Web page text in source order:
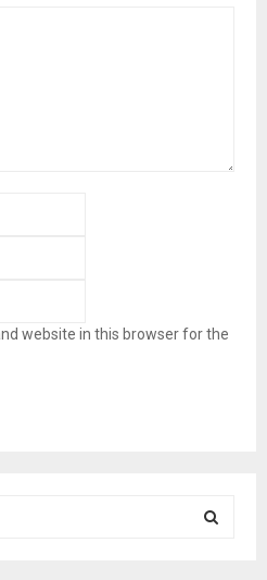
website in this browser for the